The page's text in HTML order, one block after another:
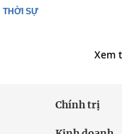
THỜI SỰ
Xem
Chính trị